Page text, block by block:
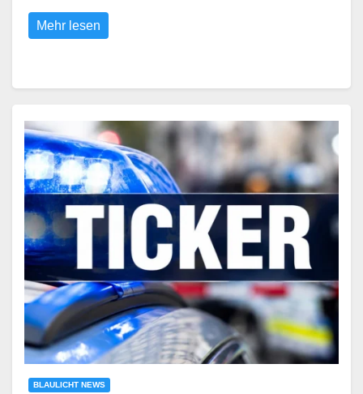
Mehr lesen
BLAULICHT NEWS